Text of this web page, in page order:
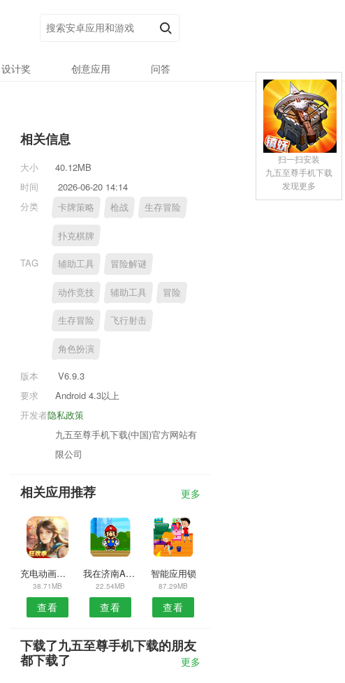
设计奖 创意应用 问答
相关信息
大小
40.12MB
时间
2026-06-20 14:14
分类
卡牌策略 枪战 生存冒险
扑克棋牌
TAG 辅助工具 冒险解谜
动作竞技 辅助工具 冒险
生存冒险 飞行射击
角色扮演
版本
V6.9.3
要求
Android 4.3以上
隐私政策
开发者
九五至尊手机下载(中国)官方网站有
限公司
相关应用推荐 更多
充电动画秀APP
38.71MB
查看
我在济南APP
22.54MB
查看
智能应用锁
87.29MB
查看
下载了九五至尊手机下载的朋友
都下载了
更多
扫一扫安装
九五至尊手机下载
发现更多